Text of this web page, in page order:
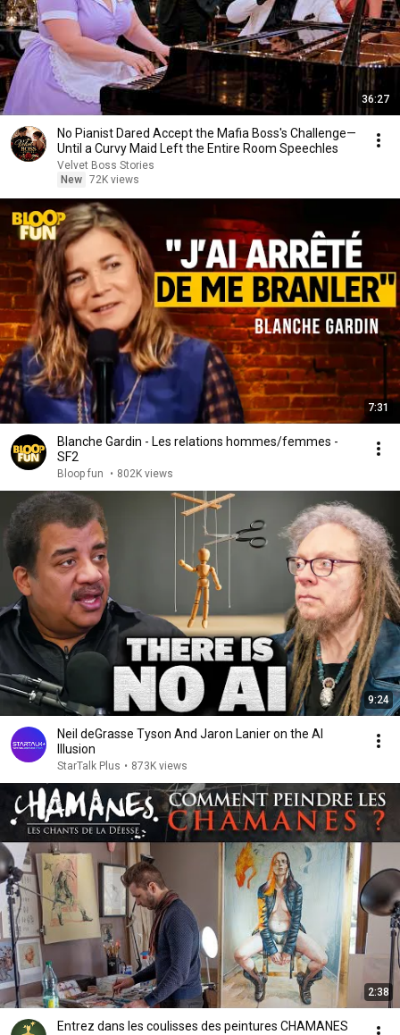
36:27
No Pianist Dared Accept the Mafia Boss's Challenge—
Until a Curvy Maid Left the Entire Room Speechles
Velvet Boss Stories
New 72K views
7:31
Blanche Gardin - Les relations hommes/femmes -
SF2
Bloop fun • 802K views
9:24
Neil deGrasse Tyson And Jaron Lanier on the AI
Illusion
StarTalk Plus • 873K views
2:38
Entrez dans les coulisses des peintures CHAMANES